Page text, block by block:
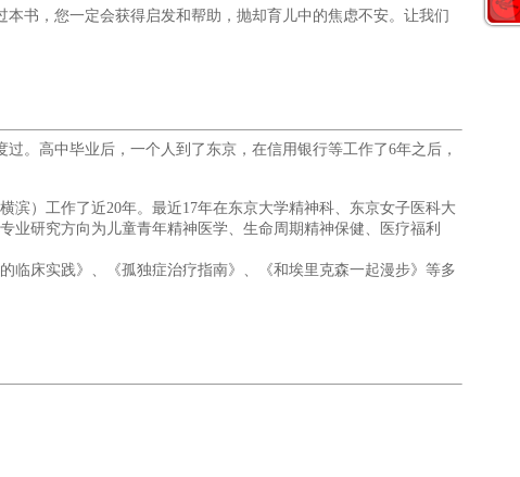
书，您一定会获得启发和帮助，抛却育儿中的焦虑不安。让我们
。高中毕业后，一个人到了东京，在信用银行等工作了6年之后，
）工作了近20年。最近17年在东京大学精神科、东京女子医科大
业研究方向为儿童青年精神医学、生命周期精神保健、医疗福利
床实践》、《孤独症治疗指南》、《和埃里克森一起漫步》等多